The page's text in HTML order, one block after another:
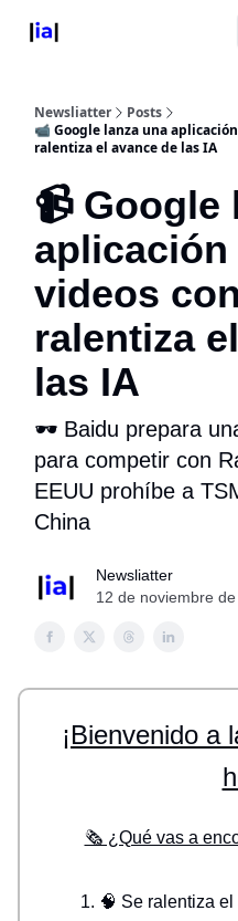
Newsliatter
Posts
📹 Google lanza una
ralentiza el avance de las IA
📹 Google
aplicación
videos
ralentiza
las IA
🕶️ Baidu prepara
para competir con
EEUU prohíbe a
China
Newsliatter
12 de noviembre
¡Bienvenido a
🗞️ ¿Qué vas a
🧠 Se ralentiza